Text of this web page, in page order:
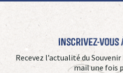
Inscrivez-vous
Recevez l’actualité du
mail une fois